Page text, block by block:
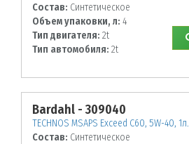
Состав: Синтетическое
Объем упаковки, л: 4
Тип двигателя: 2t
Тип автомобиля: 2t
Bardahl - 309040
TECHNOS MSAPS Exceed C60, 5W-40, 1л.
Состав: Синтетическое